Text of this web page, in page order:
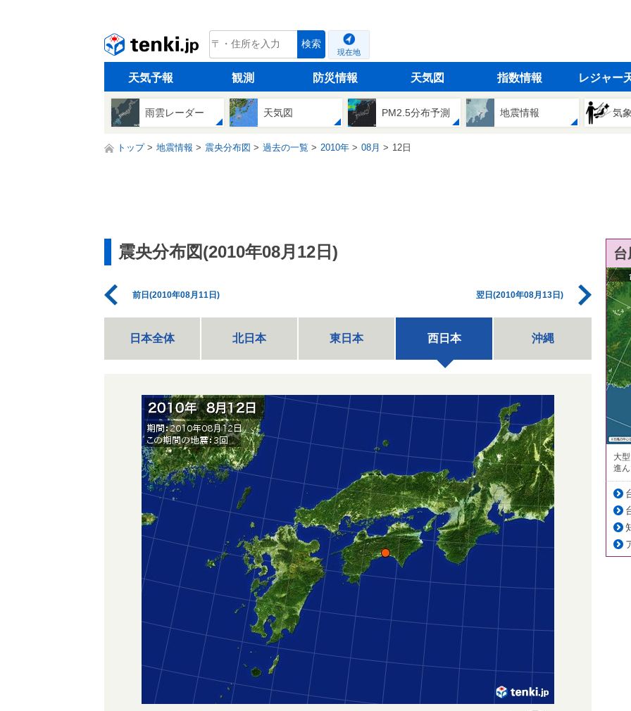
tenki.jp 検索
現在地
天気予報 観測 防災情報 天気図 指数情報 レジャー
雨雲レーダー 天気図 PM2.5分布予測 地震情報 気
トップ 地震情報 震央分布図 過去の一覧 2010年 08月 12日
震央分布図(2010年08月12日)
前日(2010年08月11日) 翌日(2010年08月13日)
日本全体 北日本 東日本 西日本 沖縄
大
進